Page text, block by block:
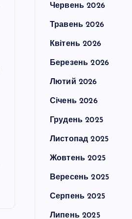
Червень 2026
Травень 2026
Квітень 2026
Березень 2026
Лютий 2026
Січень 2026
Грудень 2025
Листопад 2025
Жовтень 2025
Вересень 2025
Серпень 2025
Липень 2025